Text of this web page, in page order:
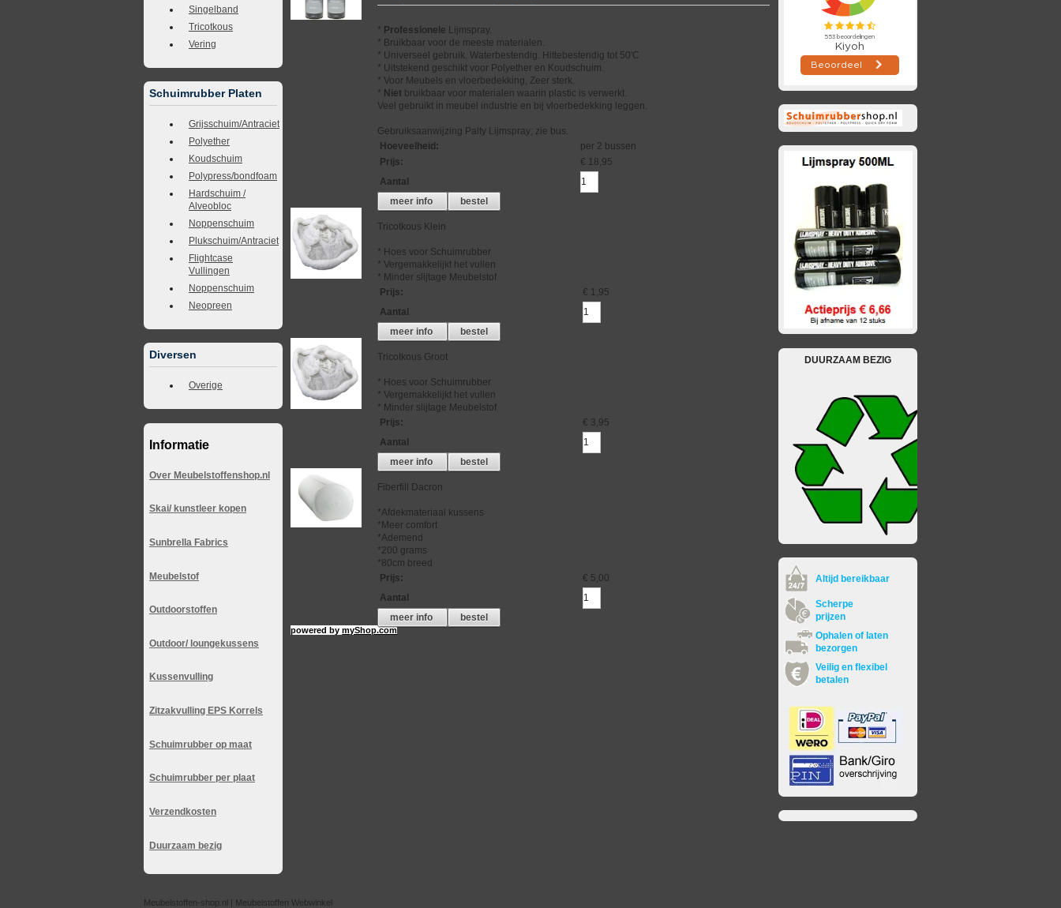
Singelband
Tricotkous
Vering
Schuimrubber Platen
Grijsschuim/Antraciet
Polyether
Koudschuim
Polypress/bondfoam
Hardschuim /
Alveobloc
Noppenschuim
Plukschuim/Antraciet
Flightcase
Vullingen
Noppenschuim
Neopreen
Diversen
Overige
Informatie
Over Meubelstoffenshop.nl
Skai/ kunstleer kopen
Sunbrella Fabrics
Meubelstof
Outdoorstoffen
Outdoor/ loungekussens
Kussenvulling
Zitzakvulling EPS Korrels
Schuimrubber op maat
Schuimrubber per plaat
Verzendkosten
Duurzaam bezig
* Professionele Lijmspray.
* Bruikbaar voor de meeste materialen.
* Universeel gebruik. Waterbestendig. Hittebestendig tot 50'C
* Uitstekend geschikt voor Polyether en Koudschuim.
* Voor Meubels en vloerbedekking, Zeer sterk.
* Niet bruikbaar voor materialen waarin plastic is verwerkt.
Veel gebruikt in meubel industrie en bij vloerbedekking leggen.
Gebruiksaanwijzing Palty Lijmspray; zie bus.
Hoeveelheid :
per 2 bussen
Prijs:
€ 18,95
Aantal
meer info
bestel
Tricotkous Klein
* Hoes voor Schuimrubber
* Vergemakkelijkt het vullen
* Minder slijtage Meubelstof
Prijs:
€ 1,95
Aantal
meer info
bestel
Tricotkous Groot
* Hoes voor Schuimrubber
* Vergemakkelijkt het vullen
* Minder slijtage Meubelstof
Prijs:
€ 3,95
Aantal
meer info
bestel
Fiberfill Dacron
*Afdekmateriaal kussens
*Meer comfort
*Ademend
*200 grams
*80cm breed
Prijs:
€ 5,00
Aantal
meer info
bestel
powered bymyShop.com
DUURZAAM BEZIG
Altijd bereikbaar
Scherpe
prijzen
Ophalen of laten
bezorgen
Veilig en flexibel
betalen
Meubelstoffen-shop.nl | Meubelstoffen Webwinkel